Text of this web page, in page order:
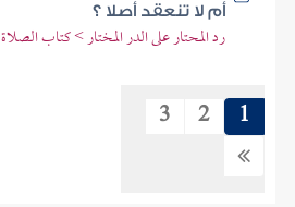
أم لا تنعقد أصلا ؟
رد المحتار على الدر المختار > كتاب الصلاة
1
2
3